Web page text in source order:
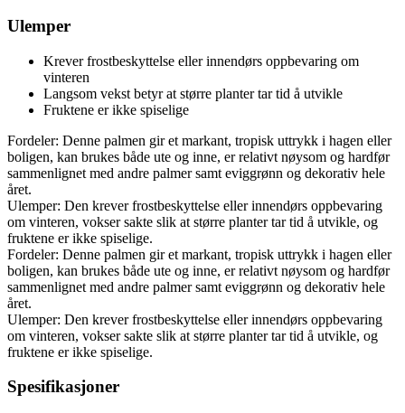
Ulemper
Krever frostbeskyttelse eller innendørs oppbevaring om
vinteren
Langsom vekst betyr at større planter tar tid å utvikle
Fruktene er ikke spiselige
Fordeler: Denne palmen gir et markant, tropisk uttrykk i hagen eller
boligen, kan brukes både ute og inne, er relativt nøysom og hardfør
sammenlignet med andre palmer samt eviggrønn og dekorativ hele
året.
Ulemper: Den krever frostbeskyttelse eller innendørs oppbevaring
om vinteren, vokser sakte slik at større planter tar tid å utvikle, og
fruktene er ikke spiselige.
Fordeler: Denne palmen gir et markant, tropisk uttrykk i hagen eller
boligen, kan brukes både ute og inne, er relativt nøysom og hardfør
sammenlignet med andre palmer samt eviggrønn og dekorativ hele
året.
Ulemper: Den krever frostbeskyttelse eller innendørs oppbevaring
om vinteren, vokser sakte slik at større planter tar tid å utvikle, og
fruktene er ikke spiselige.
Spesifikasjoner